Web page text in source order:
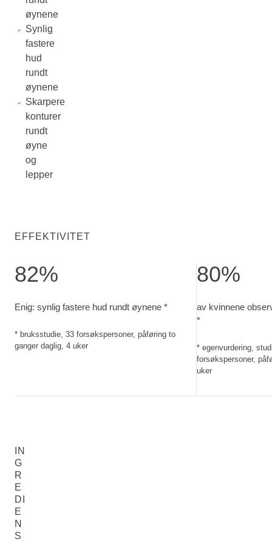
øynene
Synlig
fastere
hud
rundt
øynene
Skarpere
konturer
rundt
øyne
og
lepper
EFFEKTIVITET
82%
Enig: synlig fastere hud rundt øynene *
* bruksstudie, 33 forsøkspersoner, påføring to
ganger daglig, 4 uker
80%
av kvinnene
*
* egenvurdering,
forsøkspersoner,
uker
IN
G
R
E
DI
E
N
S